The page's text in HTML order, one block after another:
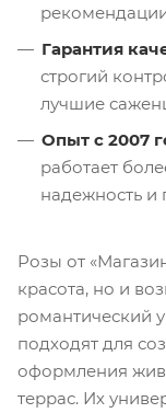
Гарантия
строгий
лучшие
Опыт с 2007
работает
надежность и
Розы от
красота, но и
романтический
подходят для
оформления
террас. Их